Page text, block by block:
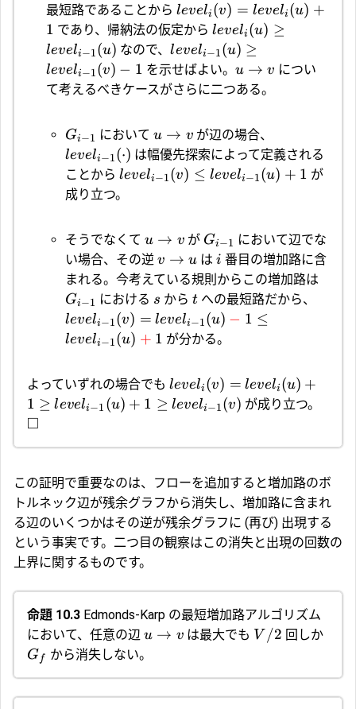
最短路であることから leveli (v) = leveli (u) +
1 であり、帰納法の仮定から leveli (u) ≥
leveli−1(u) なので、leveli−1(u) ≥
leveli−1(v) − 1 を示せばよい。 u → v につい
て考えるべきケースがさらに二つある。
Gi−1 において u → v が辺の場合、
leveli−1(⋅) は幅優先探索によって定義される
ことから leveli−1(v) ≤ leveli−1(u) + 1 が
成り立つ。
そうでなくて u → v が Gi−1 において辺でな
い場合、その逆 v → u はi 番目の増加路に含
まれる。今考えている規則からこの増加路は
Gi−1 における s から t への最短路だから、
leveli−1(v) = leveli−1(u) − 1 ≤
leveli−1(u) + 1 が分かる。
よっていずれの場合でも leveli (v) = leveli (u) +
1 ≥ leveli−1 (u) + 1 ≥ leveli−1(v) が成り立つ。
□
この証明で重要なのは、フローを追加すると増加路のボ
トルネック辺が残余グラフから消失し、増加路に含まれ
る辺のいくつかはその逆が残余グラフに (再び) 出現する
という事実です。二つ目の観察はこの消失と出現の回数の
上界に関するものです。
命題 10.3 Edmonds-Karp の最短増加路アルゴリズム
において、任意の辺 u → v は最大でも V /2 回しか
G f から消失しない。